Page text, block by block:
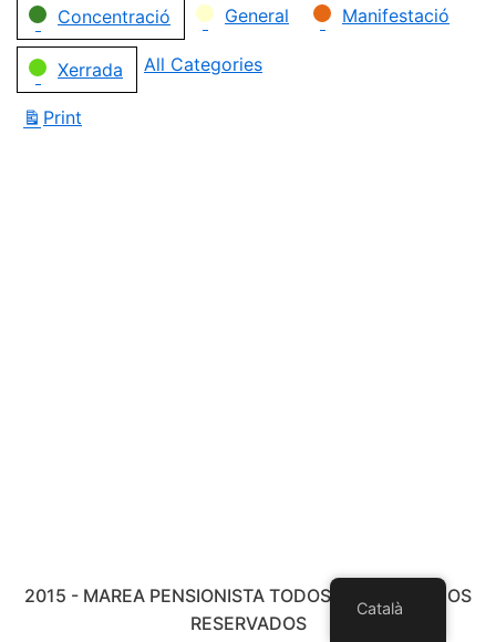
Categories
Concentració General Manifestació
Xerrada All Categories
Print
2015 - MAREA PENSIONISTA TODOS LOS DERECHOS
RESERVADOS
Català